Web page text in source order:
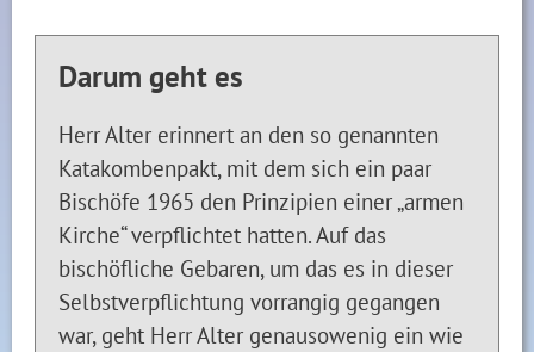
Darum geht es
Herr Alter erinnert an den so genannten
Katakombenpakt, mit dem sich ein paar
Bischöfe 1965 den Prinzipien einer „armen
Kirche“ verpflichtet hatten. Auf das
bischöfliche Gebaren, um das es in dieser
Selbstverpflichtung vorrangig gegangen
war, geht Herr Alter genausowenig ein wie